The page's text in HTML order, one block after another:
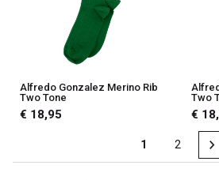
Alfredo Gonzalez Merino Rib
Two Tone
€ 18,95
Two
€
1 2